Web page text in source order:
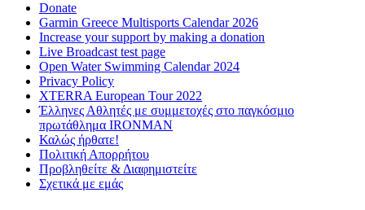
Donate
Garmin Greece Multisports Calendar 2026
Increase your support by making a donation
Live Broadcast test page
Open Water Swimming Calendar 2024
Privacy Policy
XTERRA European Tour 2022
Έλληνες Αθλητές με συμμετοχές στο παγκόσμιο
πρωτάθλημα IRONMAN
Καλώς ήρθατε!
Πολιτική Απορρήτου
Προβληθείτε & Διαφημιστείτε
Σχετικά με εμάς